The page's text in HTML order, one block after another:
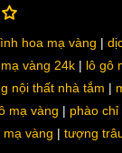
hoa mạ vàng
vàng 24k
lô gô
nội thất nhà tắm
mạ vàng
phào chỉ
vàng tượng